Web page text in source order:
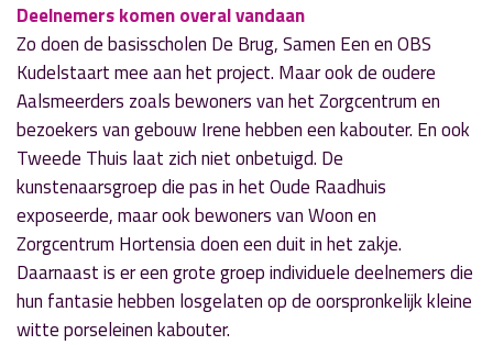
Deelnemers komen overal vandaan
Zo doen de basisscholen De Brug, Samen Een en OBS
Kudelstaart mee aan het project. Maar ook de oudere
Aalsmeerders zoals bewoners van het Zorgcentrum en
bezoekers van gebouw Irene hebben een kabouter. En ook
Tweede Thuis laat zich niet onbetuigd. De
kunstenaarsgroep die pas in het Oude Raadhuis
exposeerde, maar ook bewoners van Woon en
Zorgcentrum Hortensia doen een duit in het zakje.
Daarnaast is er een grote groep individuele deelnemers die
hun fantasie hebben losgelaten op de oorspronkelijk kleine
witte porseleinen kabouter.